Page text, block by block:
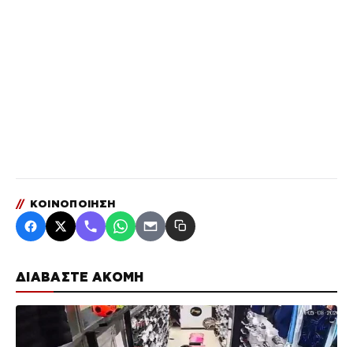
ΔΙΑΒΑΣΤΕ ΑΚΟΜΗ
// ΚΟΙΝΟΠΟΙΗΣΗ